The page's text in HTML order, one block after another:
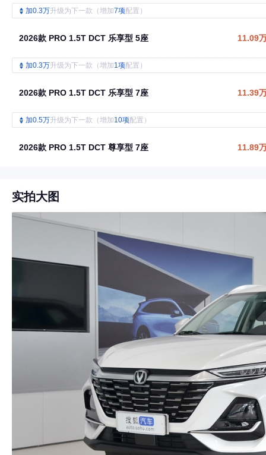
加0.3万升级为下一款（增加7项配置）
2026款 PRO 1.5T DCT 乐享型 5座 11.09
加0.3万升级为下一款（增加1项配置）
2026款 PRO 1.5T DCT 乐享型 7座 11.39
加0.5万升级为下一款（增加10项配置）
2026款 PRO 1.5T DCT 尊享型 7座 11.89
实拍大图